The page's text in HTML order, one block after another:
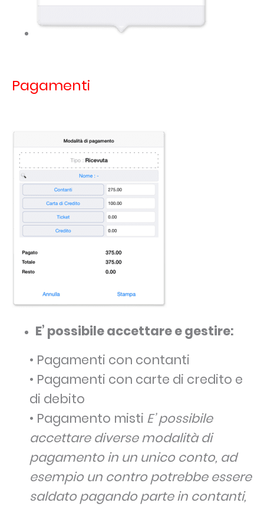
Pagamenti
E’ possibile accettare e gestire:
• Pagamenti con contanti
• Pagamenti con carte di credito e
di debito
• Pagamento misti E’ possibile
accettare diverse modalità di
pagamento in un unico conto, ad
esempio un contro potrebbe essere
saldato pagando parte in contanti,